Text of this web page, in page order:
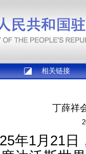
相关链接
丁薛祥
年1月21